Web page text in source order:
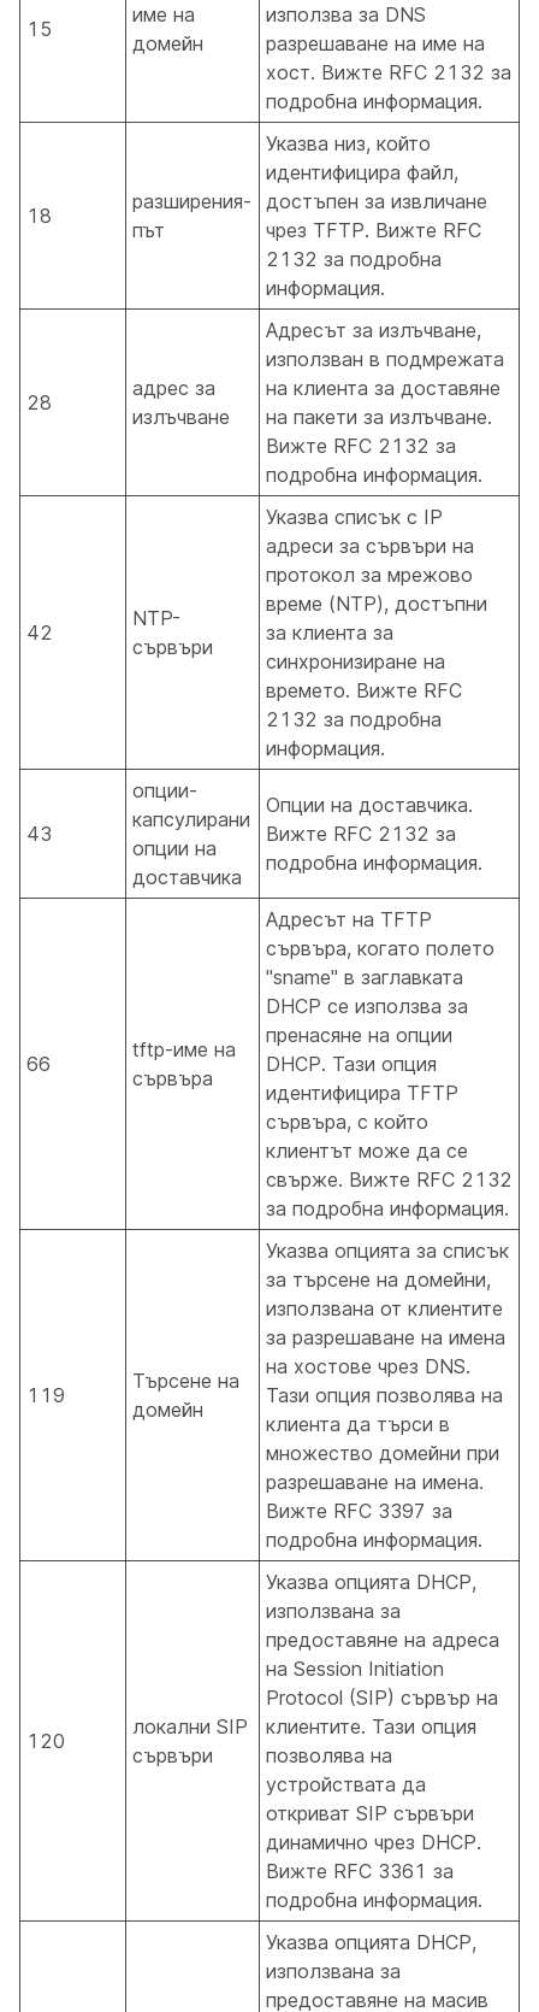
15
име на
домейн
използва за DNS
разрешаване на име на
хост. Вижте RFC 2132 за
подробна информация.
18
разширения-
път
Указва низ, който
идентифицира файл,
достъпен за извличане
чрез TFTP. Вижте RFC
2132 за подробна
информация.
28
адрес за
излъчване
Адресът за излъчване,
използван в подмрежата
на клиента за доставяне
на пакети за излъчване.
Вижте RFC 2132 за
подробна информация.
42
NTP-
сървъри
Указва списък с IP
адреси за сървъри на
протокол за мрежово
време (NTP), достъпни
за клиента за
синхронизиране на
времето. Вижте RFC
2132 за подробна
информация.
43
опции-
капсулирани
опции на
доставчика
Опции на доставчика.
Вижте RFC 2132 за
подробна информация.
66
tftp-име на
сървъра
Адресът на TFTP
сървъра, когато полето
"sname" в заглавката
DHCP се използва за
пренасяне на опции
DHCP. Тази опция
идентифицира TFTP
сървъра, с който
клиентът може да се
свърже. Вижте RFC 2132
за подробна информация.
119
Търсене на
домейн
Указва опцията за списък
за търсене на домейни,
използвана от клиентите
за разрешаване на имена
на хостове чрез DNS.
Тази опция позволява на
клиента да търси в
множество домейни при
разрешаване на имена.
Вижте RFC 3397 за
подробна информация.
120
локални SIP
сървъри
Указва опцията DHCP,
използвана за
предоставяне на адреса
на Session Initiation
Protocol (SIP) сървър на
клиентите. Тази опция
позволява на
устройствата да
откриват SIP сървъри
динамично чрез DHCP.
Вижте RFC 3361 за
подробна информация.
Указва опцията DHCP,
използвана за
предоставяне на масив